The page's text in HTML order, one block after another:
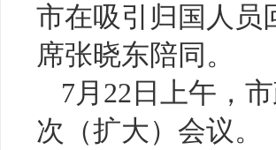
市在吸引归国人员
席张晓东陪同。
7月22日上午，
次（扩大）会议。